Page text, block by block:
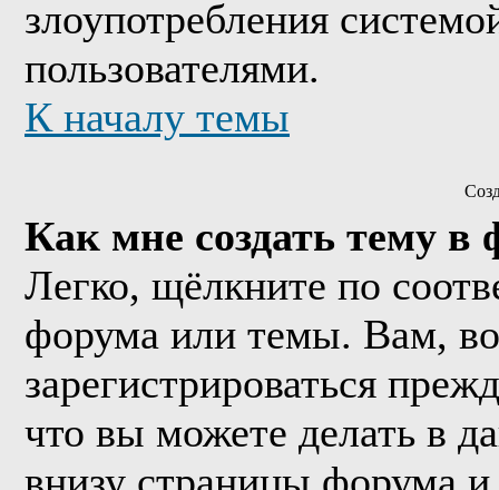
злоупотребления
пользователями.
К началу темы
Как мне создать тему в
Легко, щёлкните по
форума или темы. Вам,
зарегистрироваться
что вы можете делать в